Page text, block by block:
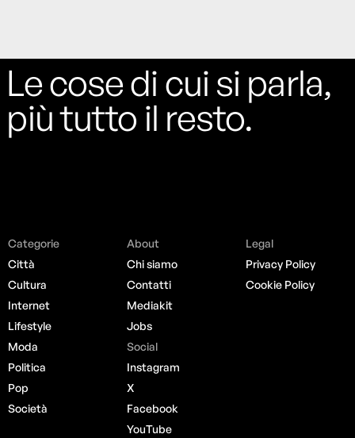
Le cose di cui si parla,
più tutto il resto.
Categorie
Città
Cultura
Internet
Lifestyle
Moda
Politica
Pop
Società
About
Chi siamo
Contatti
Mediakit
Jobs
Social
Instagram
X
Facebook
YouTube
Legal
Privacy Policy
Cookie Policy